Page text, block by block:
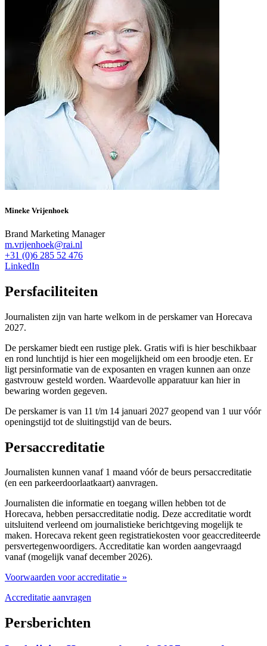
Mineke Vrijenhoek
Brand Marketing Manager
m.vrijenhoek@rai.nl
+31 (0)6 285 52 476
LinkedIn
Persfaciliteiten
Journalisten zijn van harte welkom in de perskamer van Horecava
2027.
De perskamer biedt een rustige plek. Gratis wifi is hier beschikbaar
en rond lunchtijd is hier een mogelijkheid om een broodje eten. Er
ligt persinformatie van de exposanten en vragen kunnen aan onze
gastvrouw gesteld worden. Waardevolle apparatuur kan hier in
bewaring worden gegeven.
De perskamer is van 11 t/m 14 januari 2027 geopend van 1 uur vóór
openingstijd tot de sluitingstijd van de beurs.
Persaccreditatie
Journalisten kunnen vanaf 1 maand vóór de beurs persaccreditatie
(en een parkeerdoorlaatkaart) aanvragen.
Journalisten die informatie en toegang willen hebben tot de
Horecava, hebben persaccreditatie nodig. Deze accreditatie wordt
uitsluitend verleend om journalistieke berichtgeving mogelijk te
maken. Horecava rekent geen registratiekosten voor geaccrediteerde
persvertegenwoordigers. Accreditatie kan worden aangevraagd
vanaf (mogelijk vanaf december 2026).
Voorwaarden voor accreditatie »
Accreditatie aanvragen
Persberichten